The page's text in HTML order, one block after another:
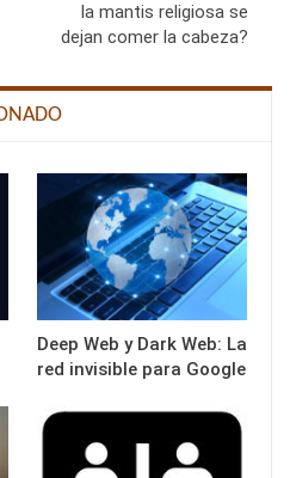
la mantis religiosa se
dejan comer la cabeza?
Deep Web y Dark Web: La
red invisible para Google